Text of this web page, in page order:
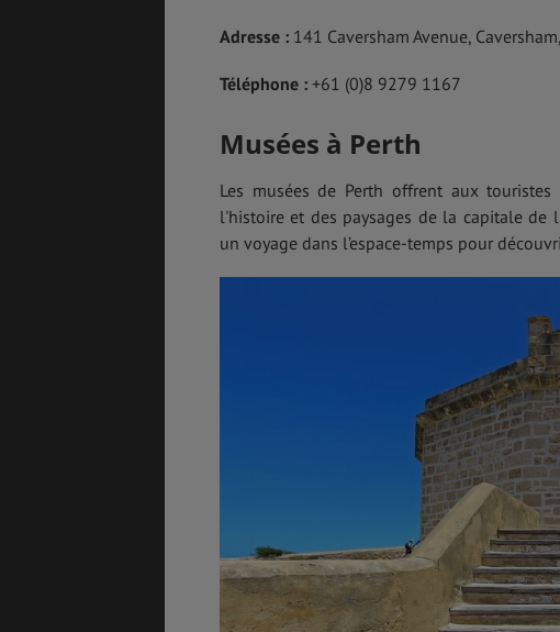
Adresse : 141 Caversham Avenue,
Téléphone : +61 (0)8 9279 1167
Musées à Perth
Les musées de Perth offrent aux
l'histoire et des paysages de la capitale de
un voyage dans l’espace-temps pour